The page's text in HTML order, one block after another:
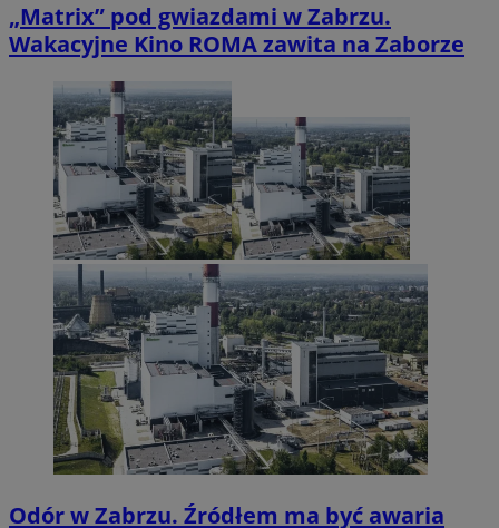
„Matrix” pod gwiazdami w Zabrzu.
Wakacyjne Kino ROMA zawita na Zaborze
Odór w Zabrzu. Źródłem ma być awaria